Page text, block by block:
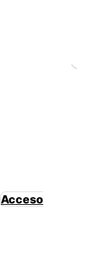
Acceso